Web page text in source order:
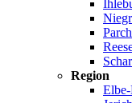
Region